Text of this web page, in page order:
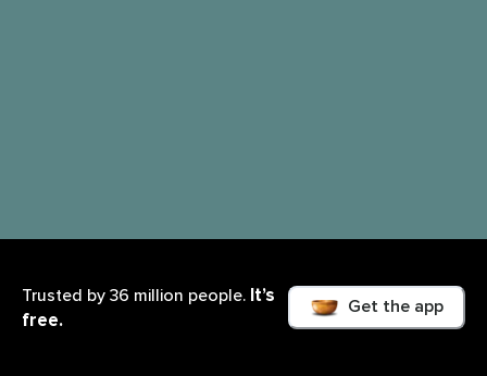
Trusted by 36 million people. It’s
free.
Get the app